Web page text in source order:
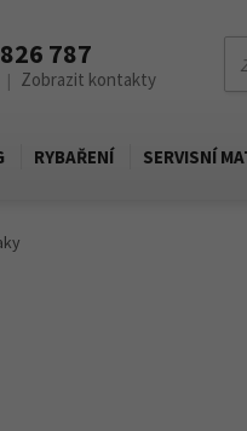
787
| Zobrazit kontakty
RYBAŘENÍ SERVISNÍ